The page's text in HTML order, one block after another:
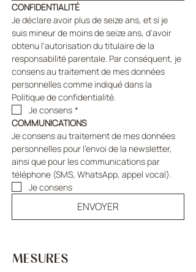
CONFIDENTIALITÉ
Je déclare avoir plus de seize ans, et si je
suis mineur de moins de seize ans, d'avoir
obtenu l'autorisation du titulaire de la
responsabilité parentale. Par conséquent, je
consens au traitement de mes données
personnelles comme indiqué dans la
Politique de confidentialité.
Je consens *
COMMUNICATIONS
Je consens au traitement de mes données
personnelles pour l'envoi de la newsletter,
ainsi que pour les communications par
téléphone (SMS, WhatsApp, appel vocal).
Je consens
ENVOYER
MESURES